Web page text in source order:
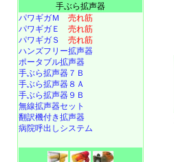
手ぶら拡声器
パワギガＭ 売れ筋
パワギガＥ 売れ筋
パワギガＳ 売れ筋
ハンズフリー拡声器
ポータブル拡声器
手ぶら拡声器７Ｂ
手ぶら拡声器８Ａ
手ぶら拡声器９Ｂ
無線拡声器セット
翻訳機付き拡声器
病院呼出しシステム